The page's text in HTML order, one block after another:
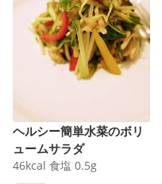
ヘルシー簡単水菜のボリ
ュームサラダ
46kcal 食塩 0.5g